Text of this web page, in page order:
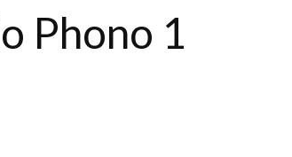
Phono 1